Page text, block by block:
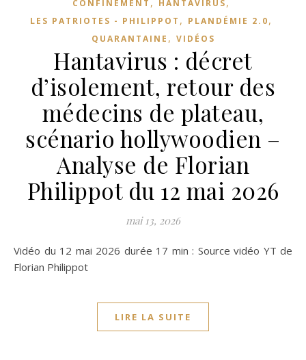
CONFINEMENT HANTAVIRUS
LES PATRIOTES - PHILIPPOT , PLANDÉMIE 2.0,
QUARANTAINE , VIDÉOS
Hantavirus : décret
d’isolement, retour des
médecins de plateau,
scénario hollywoodien –
Analyse de Florian
Philippot du 12 mai 2026
mai 13, 2026
Vidéo du 12 mai 2026 durée 17 min : Source vidéo YT de
Florian Philippot
LIRE LA SUITE